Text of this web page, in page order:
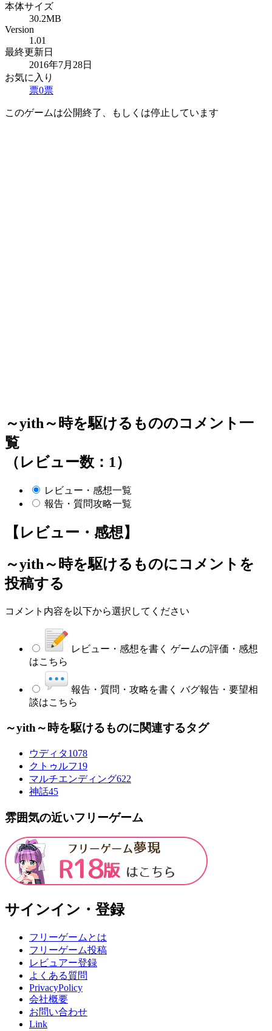
本体サイズ
30.2MB
Version
1.01
最終更新日
2016年7月28日
お気に入り
票0票
このゲームは公開終了、もしくは停止しています
～yith～時を駆けるもののコメント一
覧
（レビュー数：1）
レビュー・感想一覧
報告・質問攻略一覧
【レビュー・感想】
～yith～時を駆けるものにコメントを
投稿する
コメント内容を以下から選択してください
レビュー・感想を書く ゲームの評価・感想
はこちら
報告・質問・攻略を書く バグ報告・要望相
談はこちら
～yith～時を駆けるものに関連するタグ
ウディタ1078
クトゥルフ19
マルチエンディング622
神話45
雰囲気の近いフリーゲーム
サインイン・登録
フリーゲームとは
フリーゲーム投稿
レビュアー登録
よくある質問
PrivacyPolicy
会社概要
お問い合わせ
Link